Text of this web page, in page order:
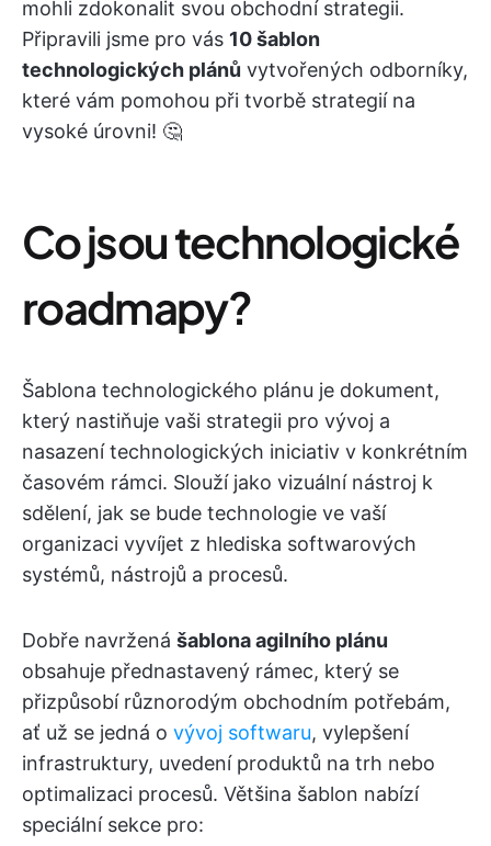
mohli zdokonalit svou obchodní strategii.
Připravili jsme pro vás 10 šablon
technologických plánů vytvořených odborníky,
které vám pomohou při tvorbě strategií na
vysoké úrovni! 🤔
Co jsou technologické
roadmapy?
Šablona technologického plánu je dokument,
který nastiňuje vaši strategii pro vývoj a
nasazení technologických iniciativ v konkrétním
časovém rámci. Slouží jako vizuální nástroj k
sdělení, jak se bude technologie ve vaší
organizaci vyvíjet z hlediska softwarových
systémů, nástrojů a procesů.
Dobře navržená šablona agilního plánu
obsahuje přednastavený rámec, který se
přizpůsobí různorodým obchodním potřebám,
ať už se jedná o vývoj softwaru, vylepšení
infrastruktury, uvedení produktů na trh nebo
optimalizaci procesů. Většina šablon nabízí
speciální sekce pro: